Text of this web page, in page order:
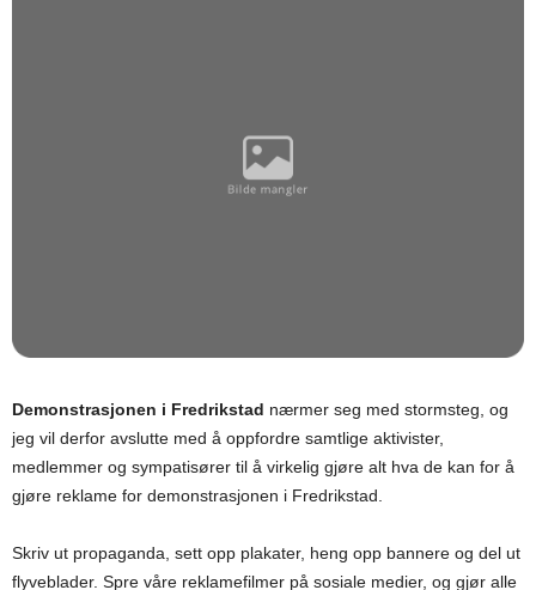
Demonstrasjonen i Fredrikstad nærmer seg med stormsteg, og
jeg vil derfor avslutte med å oppfordre samtlige aktivister,
medlemmer og sympatisører til å virkelig gjøre alt hva de kan for å
gjøre reklame for demonstrasjonen i Fredrikstad.
Skriv ut propaganda, sett opp plakater, heng opp bannere og del ut
flyveblader. Spre våre reklamefilmer på sosiale medier, og gjør alle